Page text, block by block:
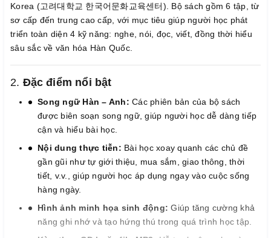
Korea (고려대학교 한국어문화교육센터). Bộ sách gồm 6 tập, từ
sơ cấp đến trung cao cấp, với mục tiêu giúp người học phát
triển toàn diện 4 kỹ năng: nghe, nói, đọc, viết, đồng thời hiểu
sâu sắc về văn hóa Hàn Quốc.
2. Đặc điểm nổi bật
Song ngữ Hàn – Anh: Các phiên bản của bộ sách
được biên soạn song ngữ, giúp người học dễ dàng tiếp
cận và hiểu bài học.
Nội dung thực tiễn: Bài học xoay quanh các chủ đề
gần gũi như tự giới thiệu, mua sắm, giao thông, thời
tiết, v.v., giúp người học áp dụng ngay vào cuộc sống
hàng ngày.
Hình ảnh minh họa sinh động: Giúp tăng cường khả
năng ghi nhớ và tạo hứng thú trong quá trình học tập.